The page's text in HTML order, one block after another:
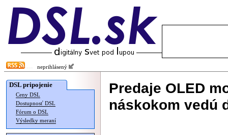
neprihlásený
DSL pripojenie
Ceny DSL
Dostupnosť DSL
Fórum o DSL
Výsledky meraní
Predaje OLED
náskokom vedú